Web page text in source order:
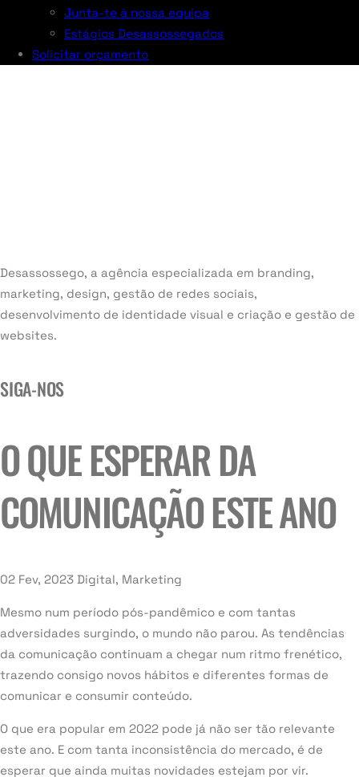
Junta-te à nossa equipa
Estágios Desassossegados
Solicitar orçamento
Desassossego, a agência especializada em branding,
marketing, design, gestão de redes sociais,
desenvolvimento de identidade visual e criação e gestão de
websites.
SIGA-NOS
O QUE ESPERAR DA
COMUNICAÇÃO ESTE ANO
02 Fev, 2023 Digital, Marketing
Mesmo num período pós-pandêmico e com tantas
adversidades surgindo, o mundo não parou. As tendências
da comunicação continuam a chegar num ritmo frenético,
trazendo consigo novos hábitos e diferentes formas de
comunicar e consumir conteúdo.
O que era popular em 2022 pode já não ser tão relevante
este ano. E com tanta inconsistência do mercado, é de
esperar que ainda muitas novidades estejam por vir.